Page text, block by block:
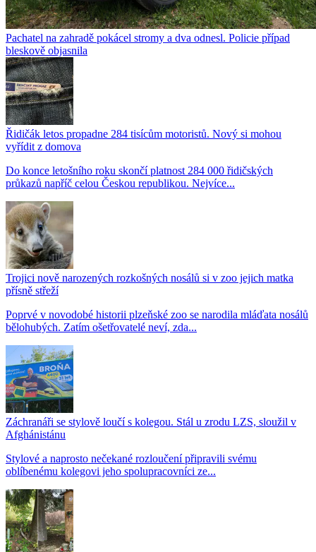
Pachatel na zahradě pokácel stromy a dva odnesl. Policie případ
bleskově objasnila
Řidičák letos propadne 284 tisícům motoristů. Nový si mohou
vyřídit z domova
Do konce letošního roku skončí platnost 284 000 řidičských
průkazů napříč celou Českou republikou. Nejvíce...
Trojici nově narozených rozkošných nosálů si v zoo jejich matka
přísně střeží
Poprvé v novodobé historii plzeňské zoo se narodila mláďata nosálů
bělohubých. Zatím ošetřovatelé neví, zda...
Záchranáři se stylově loučí s kolegou. Stál u zrodu LZS, sloužil v
Afghánistánu
Stylové a naprosto nečekané rozloučení připravili svému
oblíbenému kolegovi jeho spolupracovníci ze...